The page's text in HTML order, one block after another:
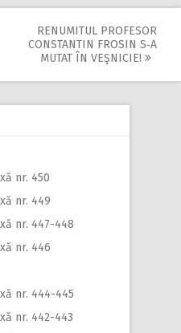
RENUMITUL PROFESOR
CONSTANTIN FROSIN S‑A
MUTAT ÎN VEŞNICIE!
nr. 450
nr. 449
nr. 447-448
nr. 446
nr. 444-445
nr. 442-443